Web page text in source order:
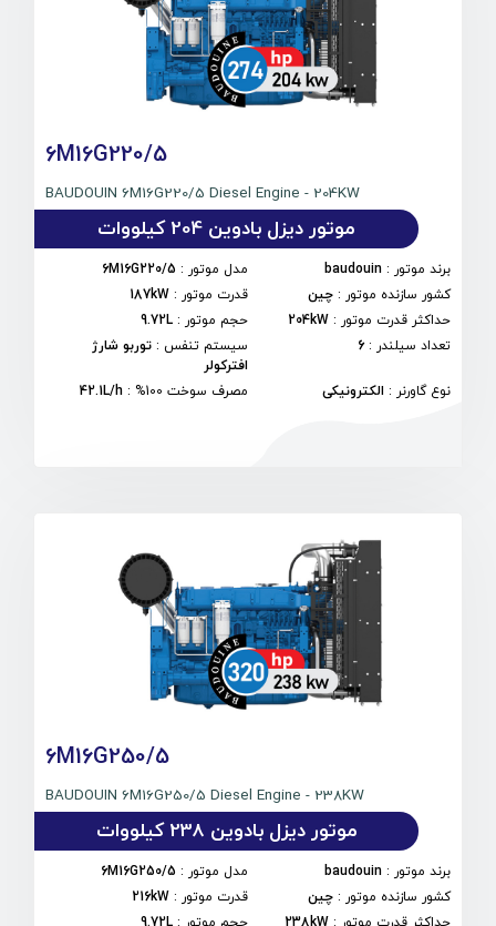
6M16G220/5
BAUDOUIN 6M16G220/5 Diesel Engine - 204KW
موتور دیزل بادوین 204 کیلووات
برند موتور :
baudouin مدل موتور :
6M16G220/5
کشور سازنده موتور : چین قدرت موتور :
187kW
حداکثر قدرت موتور :
204kW حجم موتور :
9.72L
تعداد سیلندر :
6 سیستم تنفس : توربو شارژ
افترکولر
نوع گاورنر : الکترونیکی مصرف سوخت 100% :
42.1L/h
6M16G250/5
BAUDOUIN 6M16G250/5 Diesel Engine - 238KW
موتور دیزل بادوین 238 کیلووات
برند موتور :
baudouin مدل موتور :
6M16G250/5
کشور سازنده موتور : چین قدرت موتور :
216kW